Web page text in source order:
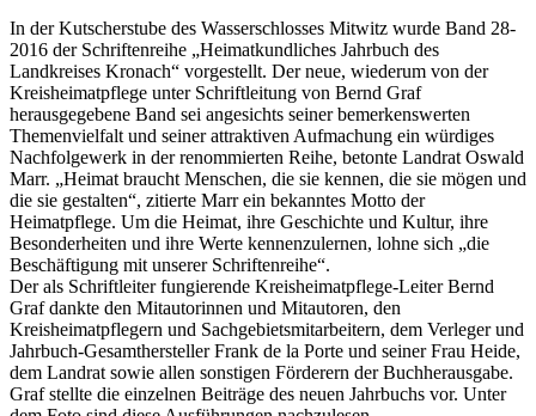
In der Kutscherstube des Wasserschlosses Mitwitz wurde Band 28-
2016 der Schriftenreihe „Heimatkundliches Jahrbuch des
Landkreises Kronach“ vorgestellt. Der neue, wiederum von der
Kreisheimatpflege unter Schriftleitung von Bernd Graf
herausgegebene Band sei angesichts seiner bemerkenswerten
Themenvielfalt und seiner attraktiven Aufmachung ein würdiges
Nachfolgewerk in der renommierten Reihe, betonte Landrat Oswald
Marr. „Heimat braucht Menschen, die sie kennen, die sie mögen und
die sie gestalten“, zitierte Marr ein bekanntes Motto der
Heimatpflege. Um die Heimat, ihre Geschichte und Kultur, ihre
Besonderheiten und ihre Werte kennenzulernen, lohne sich „die
Beschäftigung mit unserer Schriftenreihe“.
Der als Schriftleiter fungierende Kreisheimatpflege-Leiter Bernd
Graf dankte den Mitautorinnen und Mitautoren, den
Kreisheimatpflegern und Sachgebietsmitarbeitern, dem Verleger und
Jahrbuch-Gesamthersteller Frank de la Porte und seiner Frau Heide,
dem Landrat sowie allen sonstigen Förderern der Buchherausgabe.
Graf stellte die einzelnen Beiträge des neuen Jahrbuchs vor. Unter